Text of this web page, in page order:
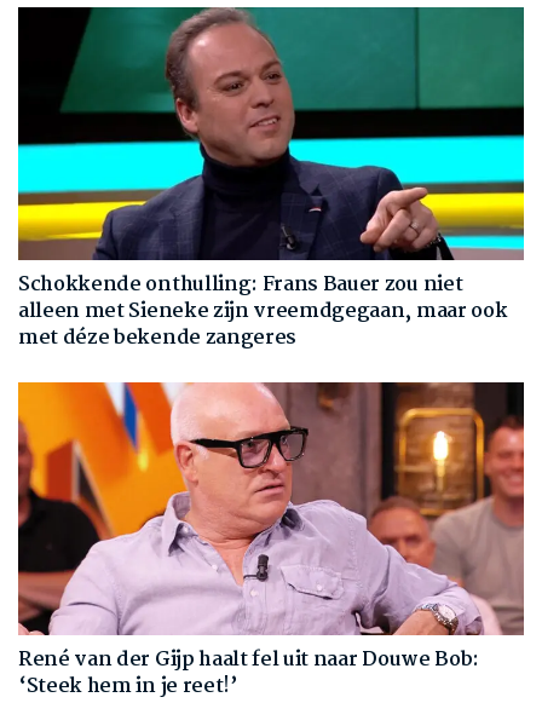
Schokkende onthulling: Frans Bauer zou niet
alleen met Sieneke zijn vreemdgegaan, maar ook
met déze bekende zangeres
René van der Gijp haalt fel uit naar Douwe Bob:
‘Steek hem in je reet!’